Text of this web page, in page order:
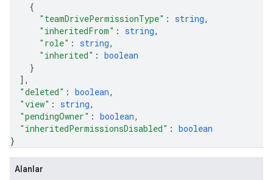
{
"teamDrivePermissionType" : string,
"inheritedFrom" : string,
"role" : string,
"inherited" : boolean
}
] ,
"deleted" : boolean,
"view" : string,
"pendingOwner" : boolean,
"inheritedPermissionsDisabled" : boolean
}
Alanlar